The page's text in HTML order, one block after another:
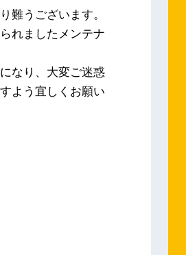
難うございます。
れましたメンテナ
なり、大変ご迷惑
よう宜しくお願い